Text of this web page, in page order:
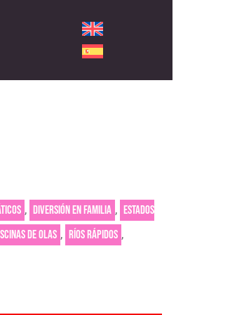
, Diversión en familia , Estados
de olas , Ríos rápidos ,